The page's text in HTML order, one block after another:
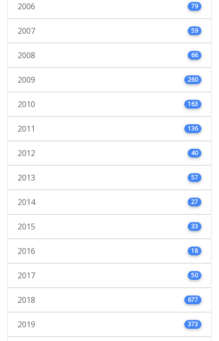
2006 79
2007 59
2008 66
2009 260
2010 163
2011 136
2012 40
2013 57
2014 27
2015 33
2016 18
2017 50
2018 677
2019 373